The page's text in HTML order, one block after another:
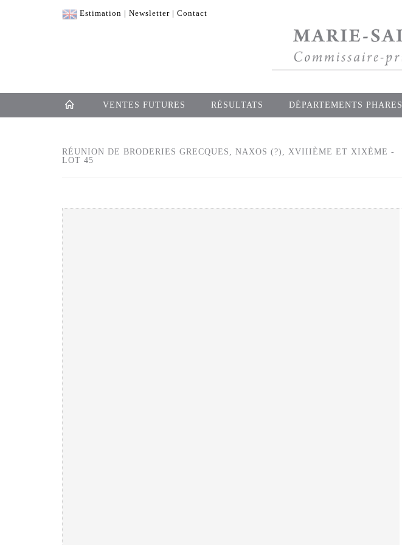
Estimation | Newsletter | Contact
VENTES FUTURES RÉSULTATS DÉPARTEMENTS PHARES
RÉUNION DE BRODERIES GRECQUES, NAXOS (?), XVIIIÈME ET XIXÈME -
LOT 45